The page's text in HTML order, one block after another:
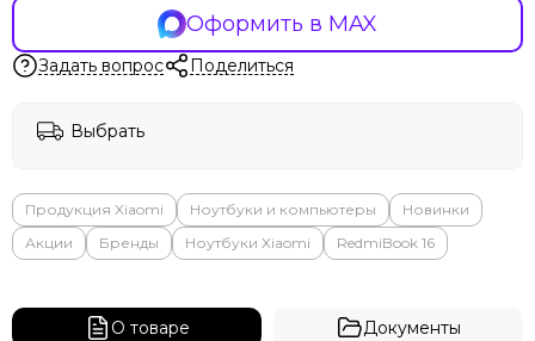
Яндекс
Оформить в MAX
Задать вопрос Поделиться
Выбрать
Продукция Xiaomi Ноутбуки и компьютеры
Новинки
Акции
Бренды Ноутбуки Xiaomi RedmiBook 16
О товаре Документы